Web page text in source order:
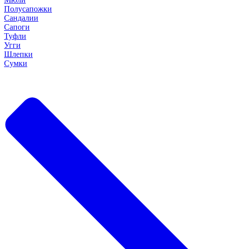
Полусапожки
Сандалии
Сапоги
Туфли
Угги
Шлепки
Сумки